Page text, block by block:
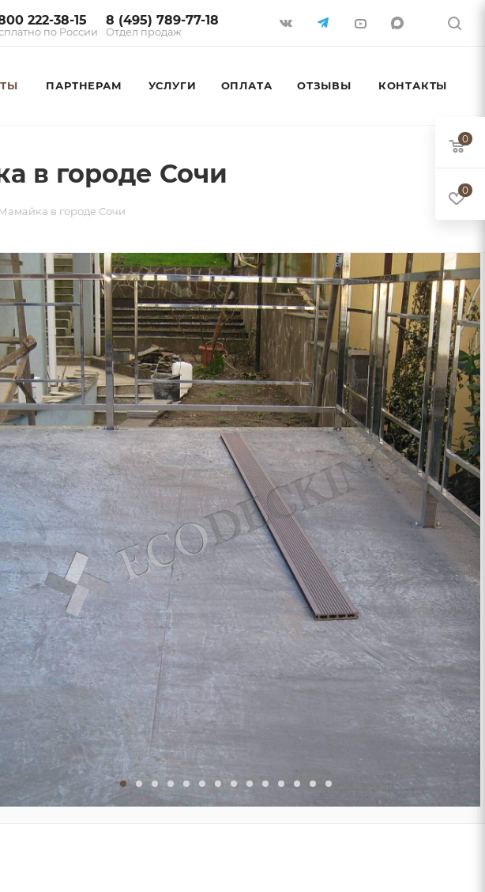
222-38-15
по России
8 (495) 789-77-18
Отдел продаж
ПАРТНЕРАМ УСЛУГИ ОПЛАТА ОТЗЫВЫ КОНТАКТЫ
в городе Сочи
в городе Сочи
0
0